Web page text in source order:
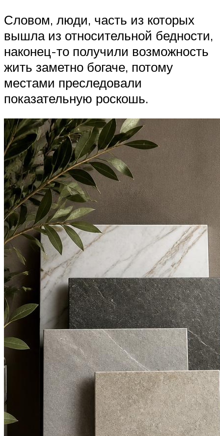
Словом, люди, часть из которых
вышла из относительной бедности,
наконец-то получили возможность
жить заметно богаче, потому
местами преследовали
показательную роскошь.